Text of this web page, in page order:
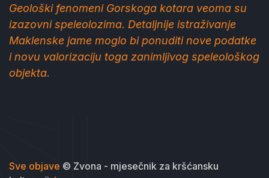
Geološki fenomeni Gorskoga kotara veoma su
izazovni speleolozima. Detaljnije istraživanje
Maklenske jame moglo bi ponuditi nove podatke
i novu valorizaciju toga zanimljivog speleološkog
objekta.
Sve objave © Zvona - mjesečnik za kršćansku